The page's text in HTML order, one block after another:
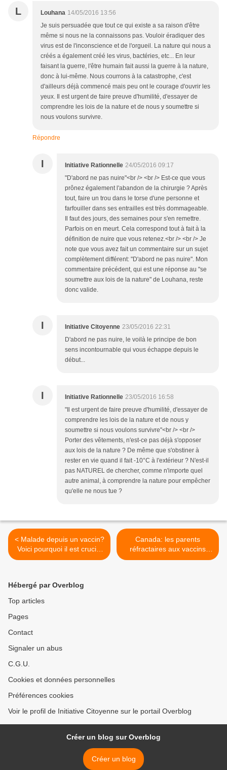
L Louhana 14/05/2016 13:56
Je suis persuadée que tout ce qui existe a sa raison d'être
même si nous ne la connaissons pas. Vouloir éradiquer des
virus est de l'inconscience et de l'orgueil. La nature qui nous a
créés a également créé les virus, bactéries, etc... En leur
faisant la guerre, l'être humain fait aussi la guerre à la nature,
donc à lui-même. Nous courrons à la catastrophe, c'est
d'ailleurs déjà commencé mais peu ont le courage d'ouvrir les
yeux. Il est urgent de faire preuve d'humilité, d'essayer de
comprendre les lois de la nature et de nous y soumettre si
nous voulons survivre.
Répondre
I Initiative Rationnelle 24/05/2016 09:17
"D'abord ne pas nuire"<br /> <br /> Est-ce que vous
prônez également l'abandon de la chirurgie ? Après
tout, faire un trou dans le torse d'une personne et
farfouiller dans ses entrailles est très dommageable.
Il faut des jours, des semaines pour s'en remettre.
Parfois on en meurt. Cela correspond tout à fait à la
définition de nuire que vous retenez.<br /> <br /> Je
note que vous avez fait un commentaire sur un sujet
complètement différent: "D'abord ne pas nuire". Mon
commentaire précédent, qui est une réponse au "se
soumettre aux lois de la nature" de Louhana, reste
donc valide.
I Initiative Citoyenne 23/05/2016 22:31
D'abord ne pas nuire, le voilà le principe de bon
sens incontournable qui vous échappe depuis le
début...
I Initiative Rationnelle 23/05/2016 16:58
"Il est urgent de faire preuve d'humilité, d'essayer de
comprendre les lois de la nature et de nous y
soumettre si nous voulons survivre"<br /> <br />
Porter des vêtements, n'est-ce pas déjà s'opposer
aux lois de la nature ? De même que s'obstiner à
rester en vie quand il fait -10°C à l'extérieur ? N'est-il
pas NATUREL de chercher, comme n'importe quel
autre animal, à comprendre la nature pour empêcher
qu'elle ne nous tue ?
< Malade depuis un vaccin?
Voici pourquoi il est crucial
de déposer plainte!
Canada: les parents
réfractaires aux vaccins
bientôt sommés de suivre
Hébergé par Overblog
Top articles
Pages
Contact
Signaler un abus
C.G.U.
Cookies et données personnelles
Préférences cookies
Voir le profil de Initiative Citoyenne sur le portail Overblog
Créer un blog sur Overblog
Créer un blog